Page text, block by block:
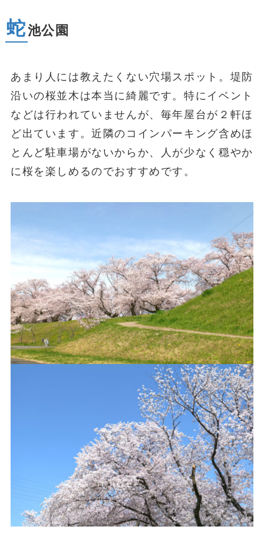
蛇池公園
あまり人には教えたくない穴場スポット。堤防
沿いの桜並木は本当に綺麗です。特にイベント
などは行われていませんが、毎年屋台が２軒ほ
ど出ています。近隣のコインパーキング含めほ
とんど駐車場がないからか、人が少なく穏やか
に桜を楽しめるのでおすすめです。